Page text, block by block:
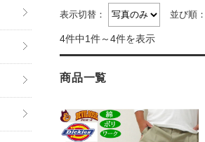
表示切替： 並び順：
4件中1件～4件を表示
商品一覧